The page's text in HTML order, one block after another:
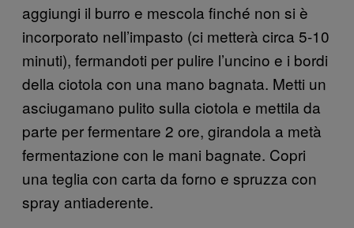
aggiungi il burro e mescola finché non si è
incorporato nell’impasto (ci metterà circa 5-10
minuti), fermandoti per pulire l’uncino e i bordi
della ciotola con una mano bagnata. Metti un
asciugamano pulito sulla ciotola e mettila da
parte per fermentare 2 ore, girandola a metà
fermentazione con le mani bagnate. Copri
una teglia con carta da forno e spruzza con
spray antiaderente.